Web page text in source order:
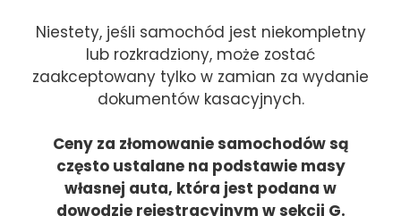
Niestety, jeśli samochód jest niekompletny
lub rozkradziony, może zostać
zaakceptowany tylko w zamian za wydanie
dokumentów kasacyjnych.
Ceny za złomowanie samochodów są
często ustalane na podstawie masy
własnej auta, która jest podana w
dowodzie rejestracyjnym w sekcji G.